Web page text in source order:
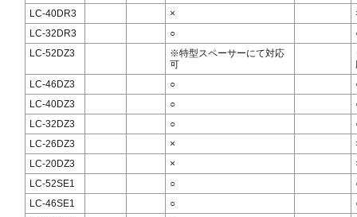
LC-40DR3
×
LC-32DR3
○
LC-52DZ3
※特型スペーサーにて対応
可
LC-46DZ3
○
LC-40DZ3
○
LC-32DZ3
○
LC-26DZ3
×
LC-20DZ3
×
LC-52SE1
○
LC-46SE1
○